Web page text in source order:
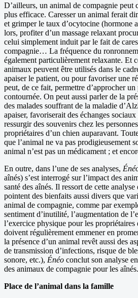
D’ailleurs, un animal de compagnie peut
plus efficace. Caresser un animal ferait
et grimper le taux d’ocytocine (hormone
lors, profiter d’un massage relaxant
celui simplement induit par le fait de
compagnie… La fréquence du
également particulièrement relaxante. Et
animaux peuvent être utilisés dans le
apaiser le patient, ou pour favoriser une
peut, de ce fait, permettre d’approcher
contournée. On peut aussi parler de la
des malades souffrant de la maladie
apaiser, favoriserait des échanges
ressurgir des souvenirs chez les
propriétaires d’un chien auparavant.
que l’animal ne va pas prodigieusement
animal n’est pas un médicament ; et
En outre, dans l’une de ses analyses,
aînés) s’est interrogé sur l’impact des
santé des aînés. Il ressort de cette
pointent des bienfaits aussi divers que
animal de compagnie, comme par
sentiment d’inutilité, l’augmentation de
l’exercice physique pour les propriétaires
doivent régulièrement emmener en
la présence d’un animal revêt aussi des
de transmission d’infections, risque de
sonore, etc.), Énéo conclut son analyse
des animaux de compagnie pour les
Place de l’animal dans la famille